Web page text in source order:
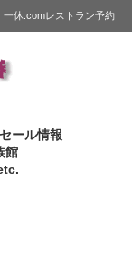
一休.comレストラン予約
ール情報
館